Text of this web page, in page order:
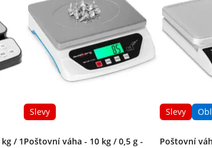
/ 1
Slevy
Poštovní váha - 10 kg / 0,5 g -
Slevy
Poštovní